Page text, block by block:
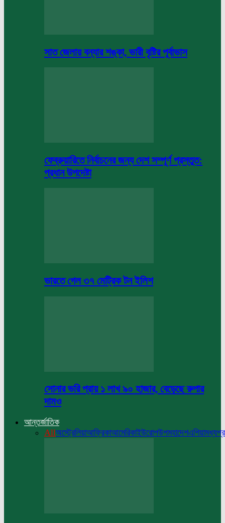
সাত জেলায় বন্যার শঙ্কা, ভারী বৃষ্টির পূর্বাভাস
ফেব্রুয়ারিতে নির্বাচনের জন্য দেশ সম্পূর্ণ প্রস্তুত:
প্রধান উপদেষ্টা
ভারতে গেল ৩৭ মেট্রিক টন ইলিশ
সোনার ভরি প্রায় ১ লাখ ৯০ হাজার, বেড়েছে রুপার
দামও
আন্তর্জাতিক
Allঅস্ট্রেলিয়াআফ্রিকাআমেরিকাইউরোপউপমহাদেশএশিয়া